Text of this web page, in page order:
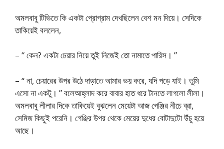
অমলবাবু টিভিতে কি একটা প্রোগ্রাম দেখছিলেন বেশ মন দিয়ে। সেদিকে
তাকিয়েই বললেন,
– “ কেন? একটা চেয়ার নিয়ে তুই নিজেই তো নামাতে পারিস। ”
– “ না, চেয়ারের উপর উঠে দাড়াতে আমার ভয় করে, যদি পড়ে যাই। তুমি
এসো না একটু। ” বলেআহ্লাদ করে বাবার হাত ধরে টানতে লাগলো লীলা।
অমলবাবু লীলার দিকে তাকিয়েই বুঝলেন মেয়েটা আজ গেঞ্জির নীচে ব্রা,
সেমিজ কিছুই পরেনি। গেঞ্জির উপর থেকে মেয়ের দুধের বোটাদুটো উঁচু হয়ে
আছে।